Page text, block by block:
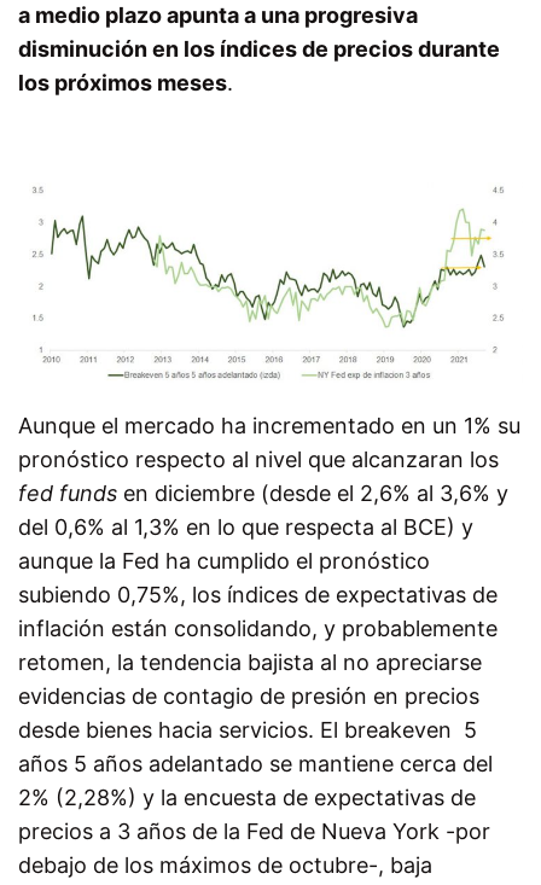
a medio plazo apunta a una progresiva
disminución en los índices de precios durante
los próximos meses.
Aunque el mercado ha incrementado en un 1% su
pronóstico respecto al nivel que alcanzaran los
fed funds en diciembre (desde el 2,6% al 3,6% y
del 0,6% al 1,3% en lo que respecta al BCE) y
aunque la Fed ha cumplido el pronóstico
subiendo 0,75%, los índices de expectativas de
inflación están consolidando, y probablemente
retomen, la tendencia bajista al no apreciarse
evidencias de contagio de presión en precios
desde bienes hacia servicios. El breakeven 5
años 5 años adelantado se mantiene cerca del
2% (2,28%) y la encuesta de expectativas de
precios a 3 años de la Fed de Nueva York -por
debajo de los máximos de octubre-, baja